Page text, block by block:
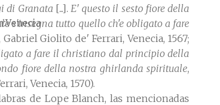
di Granata [...]. E' questo il sesto fiore della
s'insegna tutto quello ch'e obligato a fare
Gabriel Giolito de' Ferrari, Venecia, 1567;
a fare il christiano dal principio della
fiore della nostra ghirlanda spirituale,
Venecia, 1570).
de Lope Blanch, las mencionadas
Venecia